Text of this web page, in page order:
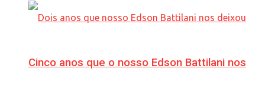
Cinco anos que o nosso Edson Battilani nos